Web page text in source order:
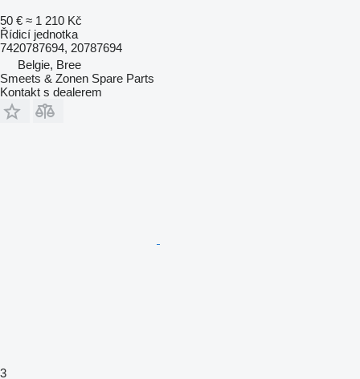
50 € ≈ 1 210 Kč
Řídicí jednotka
7420787694, 20787694
Belgie, Bree
Smeets & Zonen Spare Parts
Kontakt s dealerem
3